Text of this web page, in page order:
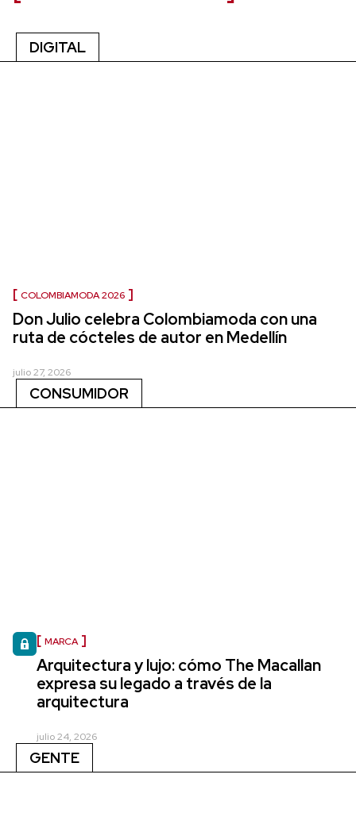
DIGITAL
COLOMBIAMODA 2026
Don Julio celebra Colombiamoda con una
ruta de cócteles de autor en Medellín
julio 27, 2026
CONSUMIDOR
MARCA
Arquitectura y lujo: cómo The Macallan
expresa su legado a través de la
arquitectura
julio 24, 2026
GENTE